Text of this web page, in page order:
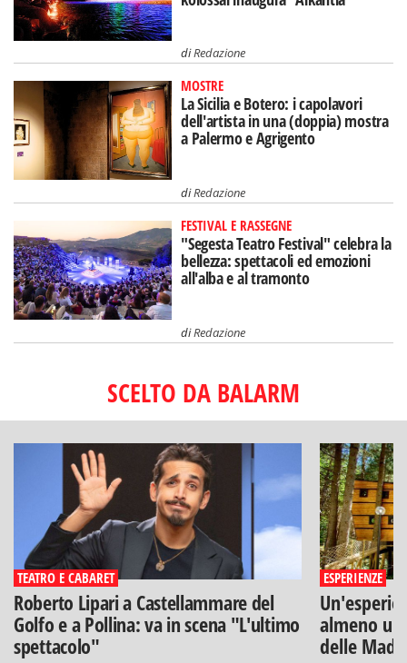
diRedazione
MOSTRE
La Sicilia e Botero: i capolavori
dell'artista in una (doppia) mostra
a Palermo e Agrigento
diRedazione
FESTIVAL E RASSEGNE
"Segesta Teatro Festival" celebra la
bellezza: spettacoli ed emozioni
all'alba e al tramonto
diRedazione
SCELTO DA BALARM
TEATRO E CABARET
Roberto Lipari a Castellammare del
Golfo e a Pollina: va in scena "L'ultimo
spettacolo"
ESPERIENZE
almeno
delle